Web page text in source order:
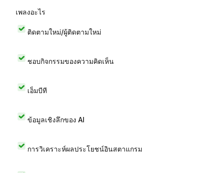
เพลงอะไร
ติดตามใหม่/ผู้ติดตามใหม่
ชอบกิจกรรมของความคิดเห็น
เอ็มบีที
ข้อมูลเชิงลึกของ AI
การวิเคราะห์ผลประโยชน์อินสตาแกรม